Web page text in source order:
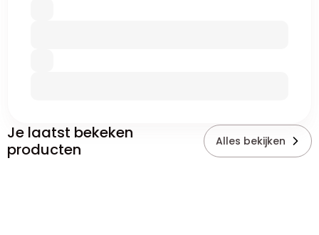
Je laatst bekeken
producten
Alles bekijken